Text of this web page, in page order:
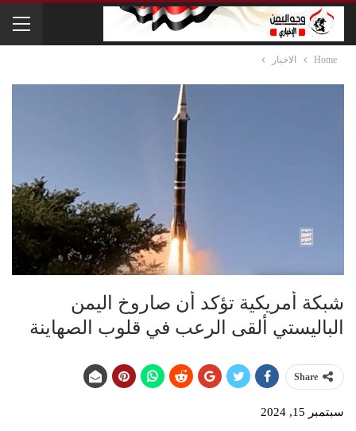
Home الاخبار
شبكة أمريكية تؤكد أن صاروخ اليمن
الباليستي ألقى الرعب في قلوب الصهاينة
Share
سبتمبر 15, 2024